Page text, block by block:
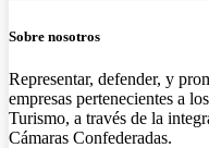
Sobre nosotros
Representar, defender, y
empresas pertenecientes a
Turismo, a través de la
Cámaras Confederadas.